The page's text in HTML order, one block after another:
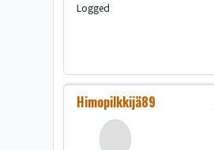
Logged
Himopilkkijä89